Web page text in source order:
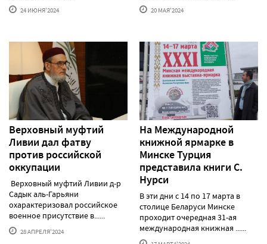
24 ИЮНЯ'2024 20 МАЯ'2024
Верховный муфтий
Ливии дал фатву
против российской
оккупации
Верховный муфтий Ливии д-р
Садык аль-Гарьяни
охарактеризовал российское
военное присутствие в......
28 АПРЕЛЯ'2024
На Международной
книжной ярмарке в
Минске Турция
представила книги С.
Нурси
В эти дни с 14 по 17 марта в
столице Беларуси Минске
проходит очередная 31-ая
международная книжная ......